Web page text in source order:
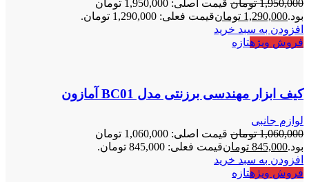
1,950,000 تومان
قیمت اصلی: 1,950,000 تومان
بود.1,290,000 تومانقیمت فعلی: 1,290,000 تومان.
افزودن به سبد خرید
فروش ویژهتازه
کیف ابزار مهندسی برزنتی مدل BC01 آمازون
لوازم جانبی
1,060,000 تومان
قیمت اصلی: 1,060,000 تومان
بود.845,000 تومانقیمت فعلی: 845,000 تومان.
افزودن به سبد خرید
فروش ویژهتازه